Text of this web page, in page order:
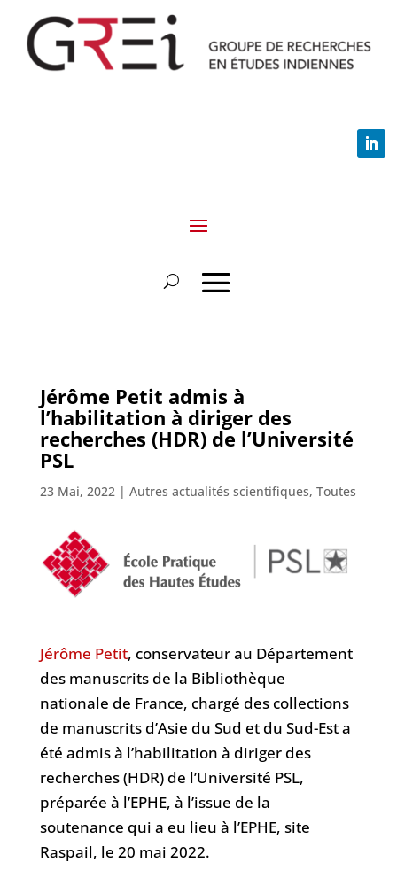
Jérôme Petit admis à
l’habilitation à diriger des
recherches (HDR) de l’Université
PSL
23 Mai, 2022| Autres actualités scientifiques, Toutes
Jérôme Petit, conservateur au Département
des manuscrits de la Bibliothèque
nationale de France, chargé des collections
de manuscrits d’Asie du Sud et du Sud-Est a
été admis à l’habilitation à diriger des
recherches (HDR) de l’Université PSL,
préparée à l’EPHE, à l’issue de la
soutenance qui a eu lieu à l’EPHE, site
Raspail, le 20 mai 2022.